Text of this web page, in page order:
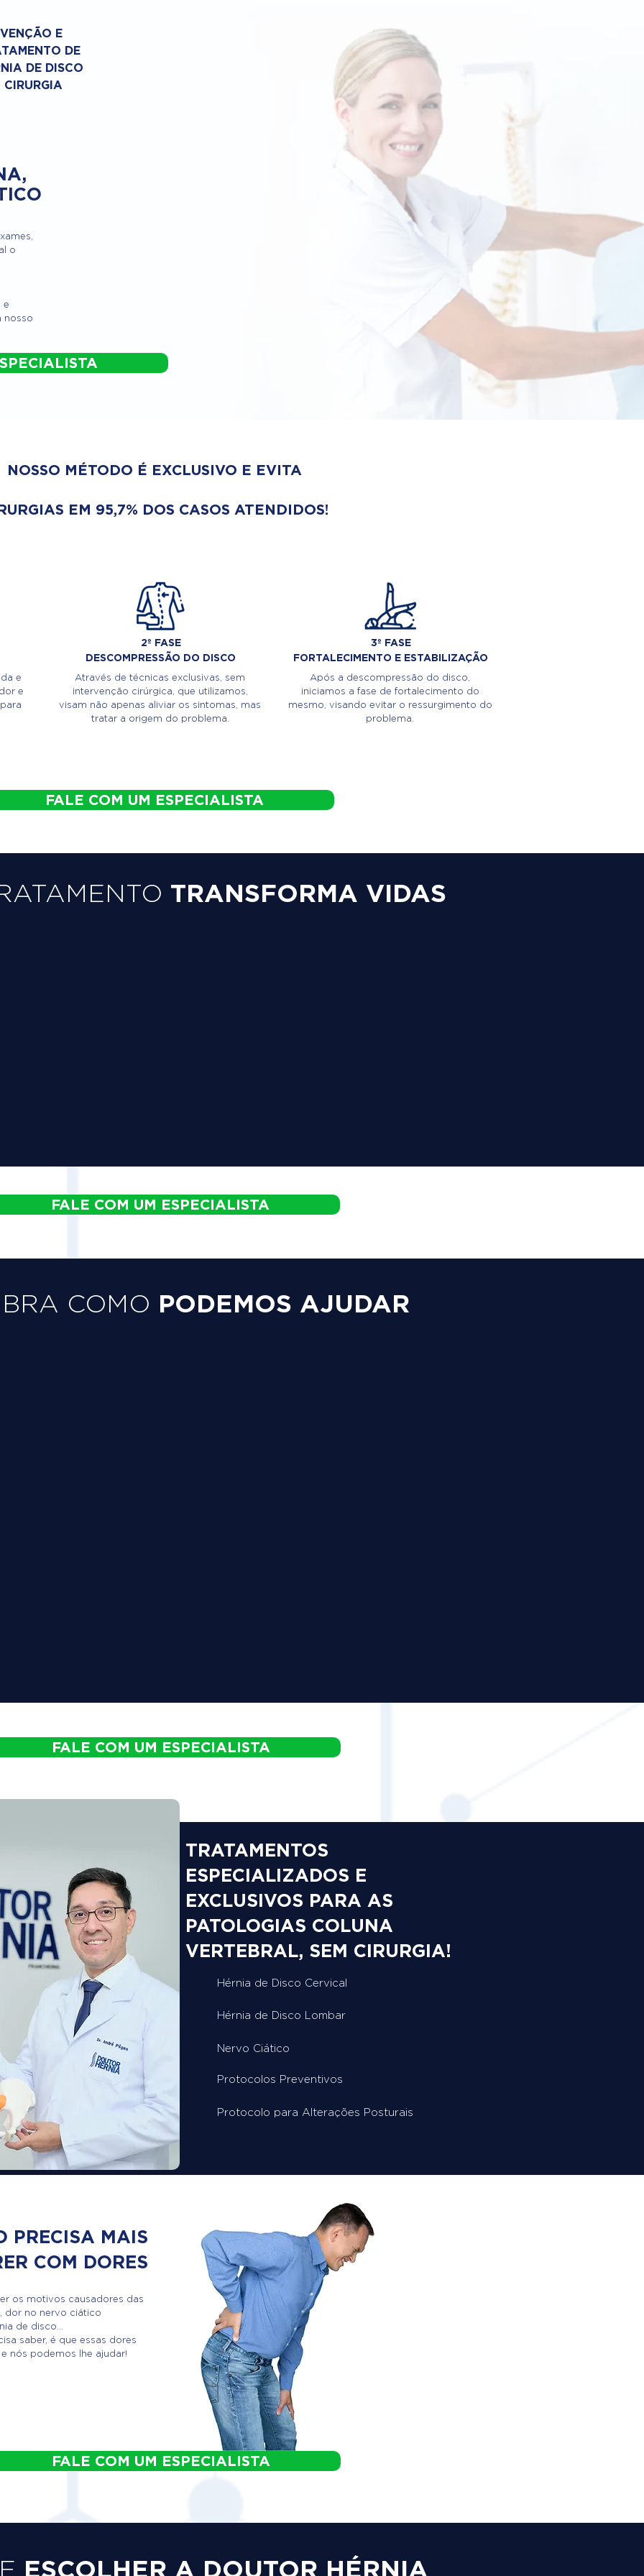
E
DE
DE DISCO
CIRURGIA
o
e
nosso
NOSSO MÉTODO É EXCLUSIVO E EVITA
EM 95,7% DOS CASOS ATENDIDOS!
e
e
2º FASE
DESCOMPRESSÃO DO DISCO
Através de técnicas exclusivas, sem
intervenção cirúrgica, que utilizamos,
visam não apenas aliviar os sintomas, mas
tratar a origem do problema.
3º FASE
FORTALECIMENTO E ESTABILIZAÇÃO
Após a descompressão do disco,
iniciamos a fase de fortalecimento do
mesmo, visando evitar o ressurgimento do
problema.
FALE COM UM ESPECIALISTA
TRANSFORMA VIDAS
FALE COM UM ESPECIALISTA
COMO PODEMOS AJUDAR
FALE COM UM ESPECIALISTA
PRECISA MAIS
COM DORES
TRATAMENTOS
ESPECIALIZADOS E
EXCLUSIVOS PARA AS
PATOLOGIAS COLUNA
VERTEBRAL, SEM CIRURGIA!
Hérnia de Disco Cervical
Hérnia de Disco Lombar
Nervo Ciático
Protocolos Preventivos
Protocolo para Alterações Posturais
os motivos causadores das
dor no nervo ciático
de disco...
saber, é que essas dores
nós podemos lhe ajudar!
FALE COM UM ESPECIALISTA
ESCOLHER A DOUTOR HÉRNIA